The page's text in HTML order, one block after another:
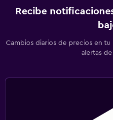
Recibe
Cambios diarios de precios en
alertas